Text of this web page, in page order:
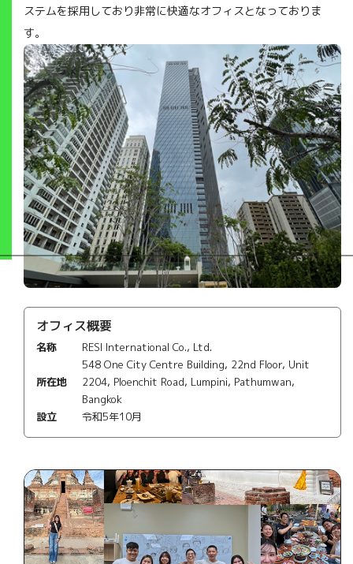
ステムを採用しており非常に快適なオフィスとなっておりま
す。
オフィス概要
名称 RESI International Co., Ltd.
所在地
548 One City Centre Building, 22nd Floor, Unit
2204, Ploenchit Road, Lumpini, Pathumwan,
Bangkok
設立
令和5年10月